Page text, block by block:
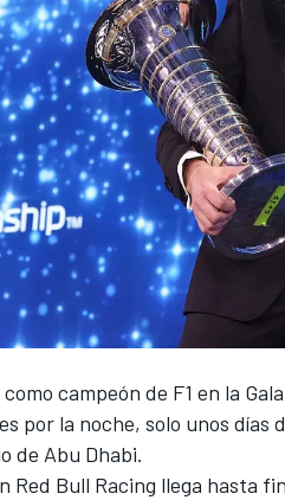
campeón de F1 en la
por la noche, solo unos días
de Abu Dhabi.
Red Bull Racing llega hasta